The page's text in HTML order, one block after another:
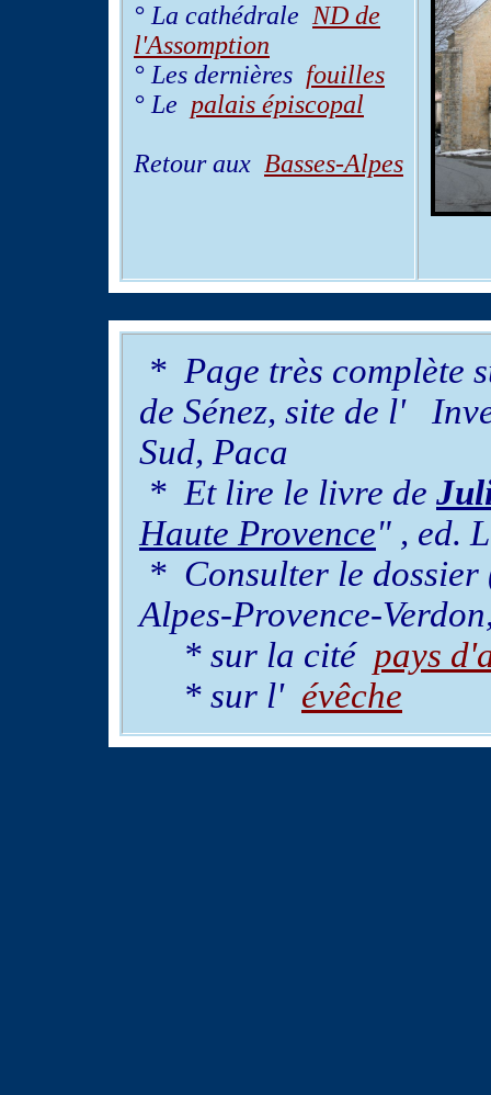
° La cathédrale ND de
l'Assomption
° Les dernières fouilles
° Le palais épiscopal
Retour aux Basses-Alpes
* Page très complète
de Sénez, site de l'
Sud, Paca
* Et lire le livre de
Haute Provence" , ed.
* Consulter le dossier
Alpes-Provence-
* sur la cité pays
* sur l' évêche